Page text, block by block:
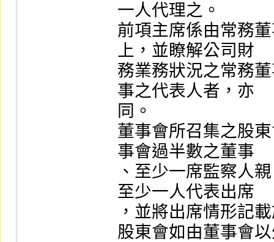
一人代理之。
前項主席係由常務
上，並瞭解公司財
務業務狀況之常務
事之代表人者，亦
同。
董事會所召集之股
事會過半數之董事
、至少一席監察人
至少一人代表出席
，並將出席情形記
股東會如由董事會